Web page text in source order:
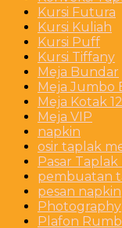
Kursi Futura
Kursi Kuliah
Kursi Puff
Kursi Tiffany
Meja Bundar
Meja Jumbo
Meja Kotak
Meja VIP
napkin
osir taplak
Pasar Taplak
pembuatan
pesan napkin
Photography
Plafon